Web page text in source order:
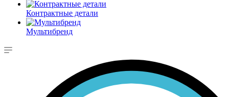
Контрактные детали
Мультибренд